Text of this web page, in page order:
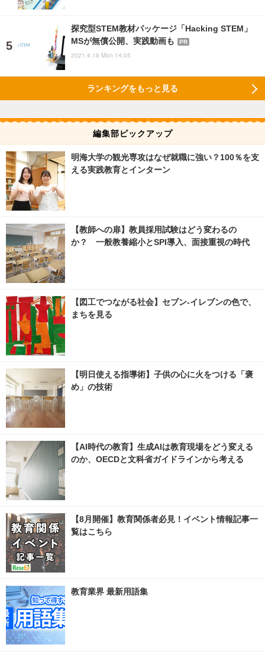
探究型STEM教材パッケージ「Hacking STEM」
MSが無償公開、実践動画も
PR
2021.4.19 Mon 14:05
ランキングをもっと見る
編集部ピックアップ
明海大学の観光専攻はなぜ就職に強い？100％を支
える実践教育とインターン
【教師への扉】教員採用試験はどう変わるの
か？ 一般教養縮小とSPI導入、面接重視の時代
【図工でつながる社会】セブン‐イレブンの色で、
まちを見る
【明日使える指導術】子供の心に火をつける「褒
め」の技術
【AI時代の教育】生成AIは教育現場をどう変える
のか、OECDと文科省ガイドラインから考える
【8月開催】教育関係者必見！イベント情報記事一
覧はこちら
教育業界 最新用語集